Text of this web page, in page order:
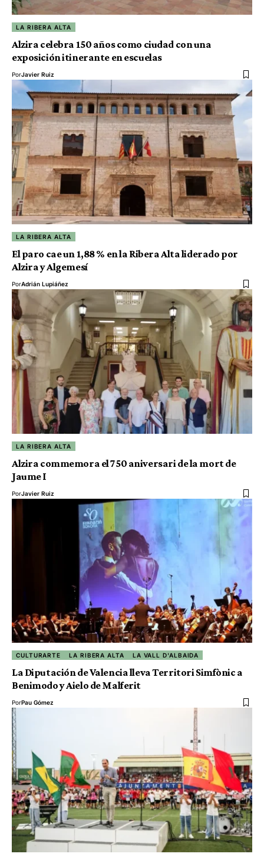
LA RIBERA ALTA
Alzira celebra 150 años como ciudad con una
exposición itinerante en escuelas
PorJavier Ruiz
LA RIBERA ALTA
El paro cae un 1,88 % en la Ribera Alta liderado por
Alzira y Algemesí
PorAdrián Lupiáñez
LA RIBERA ALTA
Alzira commemora el 750 aniversari de la mort de
Jaume I
PorJavier Ruiz
CULTURARTE LA RIBERA ALTA LA VALL D'ALBAIDA
La Diputación de Valencia lleva Territori Simfònic a
Benimodo y Aielo de Malferit
PorPau Gómez